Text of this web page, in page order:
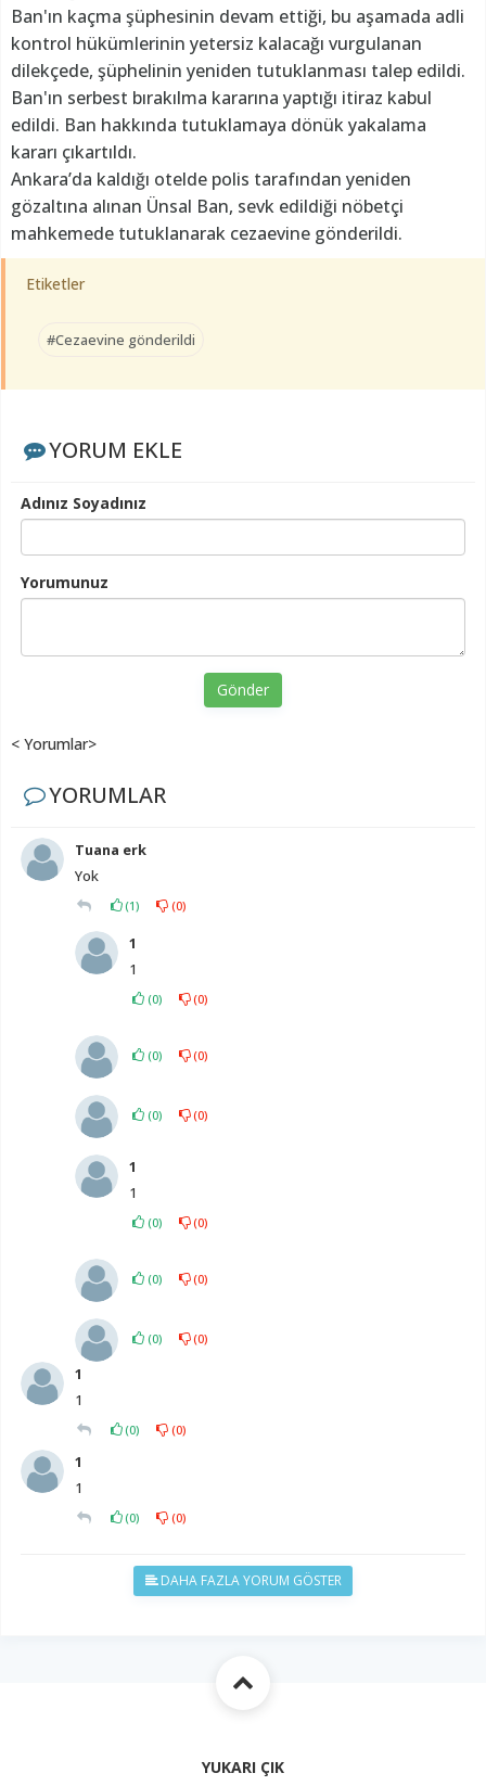
Ban'ın kaçma şüphesinin devam ettiği, bu aşamada adli
kontrol hükümlerinin yetersiz kalacağı vurgulanan
dilekçede, şüphelinin yeniden tutuklanması talep edildi.
Ban'ın serbest bırakılma kararına yaptığı itiraz kabul
edildi. Ban hakkında tutuklamaya dönük yakalama
kararı çıkartıldı.
Ankara’da kaldığı otelde polis tarafından yeniden
gözaltına alınan Ünsal Ban, sevk edildiği nöbetçi
mahkemede tutuklanarak cezaevine gönderildi.
Etiketler
#Cezaevine gönderildi
YORUM EKLE
Adınız Soyadınız
Yorumunuz
Gönder
< Yorumlar>
YORUMLAR
Tuana erk
Yok
(1) (0)
1
1
(0) (0)
(0) (0)
(0) (0)
1
1
(0) (0)
(0) (0)
(0) (0)
1
1
(0) (0)
1
1
(0) (0)
DAHA FAZLA YORUM GÖSTER
YUKARI ÇIK